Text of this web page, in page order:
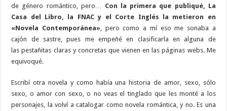
de género romántico, pero… Con la primera que publiqué, La
Casa del Libro, la FNAC y el Corte Inglés la metieron en
«Novela Contemporánea» , pero como a mí eso me sonaba a
cajón de sastre, pues me empeñé en clasificarla en alguna de
las pestañitas claras y concretas que vienen en las páginas webs. Me
equivoqué.
Escribí otra novela y como había una historia de amor, sexo, sólo
sexo, o amor con sexo, o no veas el tinglado que les monté a los
personajes, la volví a catalogar como novela romántica, y no. Es una